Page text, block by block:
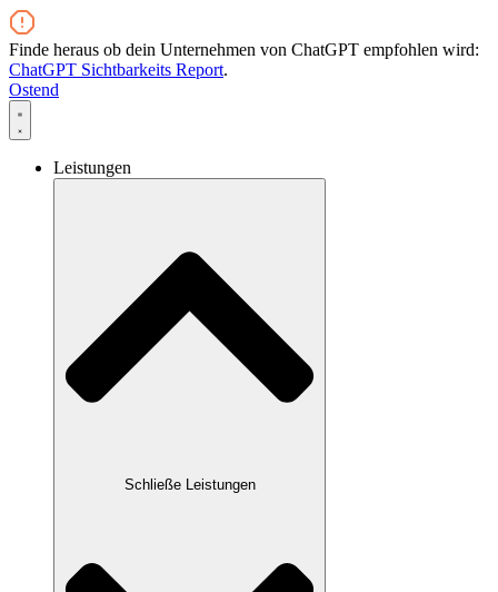
Zum
Inhalt
wechseln
Finde heraus ob dein Unternehmen von ChatGPT empfohlen wird:
ChatGPT Sichtbarkeits Report.
Ostend
Leistungen
Schließe Leistungen